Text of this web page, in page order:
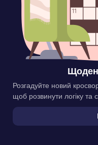
Розгадуйте новий
щоб розвинути логіку та